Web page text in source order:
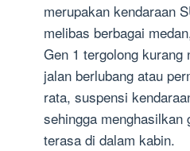
merupakan kendaraan
melibas berbagai
Gen 1 tergolong kurang
jalan berlubang atau
rata, suspensi
sehingga menghasilkan
terasa di dalam kabin.